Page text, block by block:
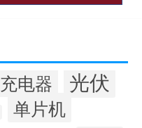
充电器 光伏
单片机